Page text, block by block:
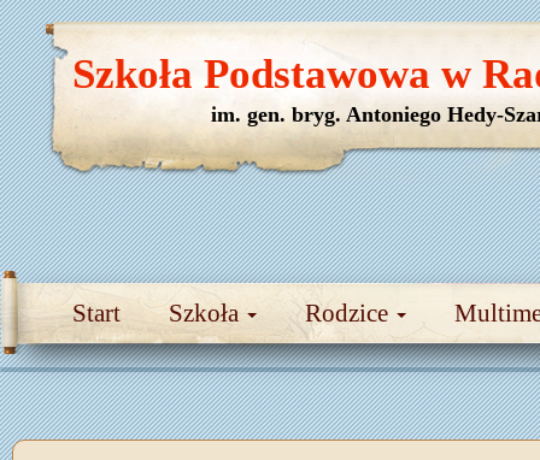
Start Szkoła Rodzice
Szkoła Podstawowa w
im. gen. bryg. Antoniego Hedy-